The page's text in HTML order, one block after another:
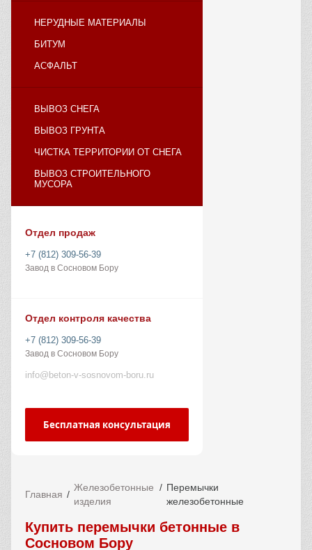
НЕРУДНЫЕ МАТЕРИАЛЫ
БИТУМ
АСФАЛЬТ
ВЫВОЗ СНЕГА
ВЫВОЗ ГРУНТА
ЧИСТКА ТЕРРИТОРИИ ОТ СНЕГА
ВЫВОЗ СТРОИТЕЛЬНОГО
МУСОРА
Отдел продаж
+7 (812) 309-56-39
Завод в Сосновом Бору
Отдел контроля качества
+7 (812) 309-56-39
Завод в Сосновом Бору
info@beton-v-sosnovom-boru.ru
Бесплатная консультация
Главная
Железобетонные
изделия
Перемычки
железобетонные
Купить перемычки бетонные в
Сосновом Бору